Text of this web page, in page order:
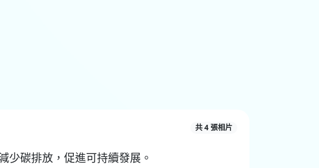
共 4 張相片
少碳排放，促進可持續發展。